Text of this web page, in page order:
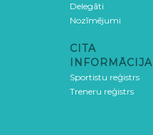
Delegāti
Nozīmējumi
CITA
INFORMĀCIJA
Sportistu reģistrs
Treneru reģistrs